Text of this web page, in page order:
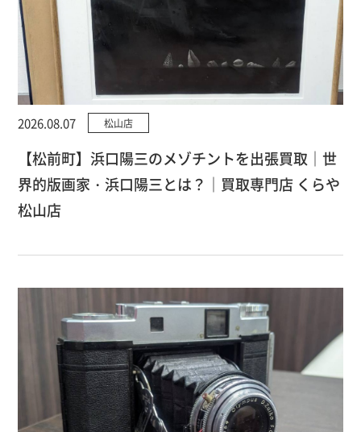
2026.08.07 松山店
【松前町】浜口陽三のメゾチントを出張買取｜世
界的版画家・浜口陽三とは？｜買取専門店 くらや
松山店